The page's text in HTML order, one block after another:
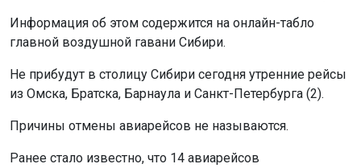
Информация об этом содержится на онлайн-табло
главной воздушной гавани Сибири.
Не прибудут в столицу Сибири сегодня утренние рейсы
из Омска, Братска, Барнаула и Санкт-Петербурга (2).
Причины отмены авиарейсов не называются.
Ранее стало известно, что 14 авиарейсов